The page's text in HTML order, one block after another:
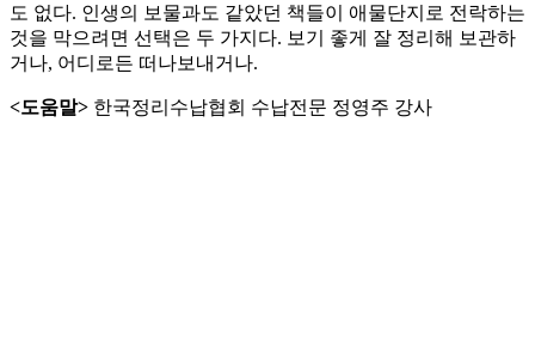
도 없다. 인생의 보물과도 같았던 책들이 애물단지로 전락하는
것을 막으려면 선택은 두 가지다. 보기 좋게 잘 정리해 보관하
거나, 어디로든 떠나보내거나.
<도움말> 한국정리수납협회 수납전문 정영주 강사